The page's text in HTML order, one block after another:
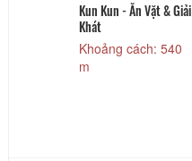
Kun Kun - Ăn Vặt & Giải
Khát
Khoảng cách: 540
m